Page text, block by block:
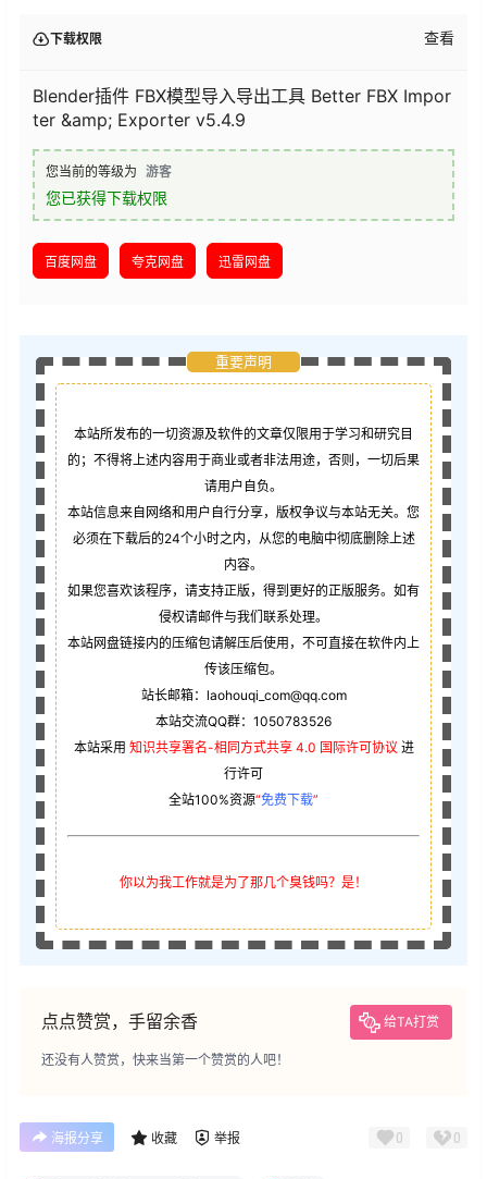
下载权限 查看
Blender插件 FBX模型导入导出工具 Better FBX Impor
ter &amp; Exporter v5.4.9
您当前的等级为 游客
您已获得下载权限
百度网盘 夸克网盘 迅雷网盘
重要声明
本站所发布的一切资源及软件的文章仅限用于学习和研究目
的；不得将上述内容用于商业或者非法用途，否则，一切后果
请用户自负。
本站信息来自网络和用户自行分享，版权争议与本站无关。您
必须在下载后的24个小时之内，从您的电脑中彻底删除上述
内容。
如果您喜欢该程序，请支持正版，得到更好的正版服务。如有
侵权请邮件与我们联系处理。
本站网盘链接内的压缩包请解压后使用，不可直接在软件内上
传该压缩包。
站长邮箱：laohouqi_com@qq.com
本站交流QQ群：1050783526
本站采用 知识共享署名-相同方式共享 4.0 国际许可协议 进
行许可
全站100%资源“免费下载”
你以为我工作就是为了那几个臭钱吗？是！
点点赞赏，手留余香 给TA打赏
还没有人赞赏，快来当第一个赞赏的人吧！
海报分享 收藏 举报 0 0